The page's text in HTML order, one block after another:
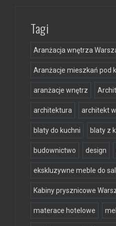
Tagi
Aranżacja wnętrza
Aranżacje mieszkań pod
aranżacje wnętrz
architektura architekt
blaty do kuchni blaty z
budownictwo design
ekskluzywne meble do
Kabiny prysznicowe
materace hotelowe